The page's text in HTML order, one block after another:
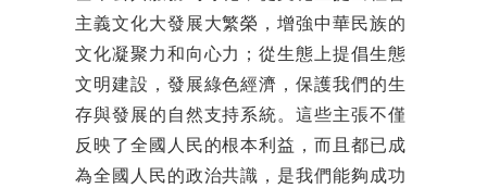
主義文化大發展大繁榮，增強中華民族的
文化凝聚力和向心力；從生態上提倡生態
文明建設，發展綠色經濟，保護我們的生
存與發展的自然支持系統。這些主張不僅
反映了全國人民的根本利益，而且都已成
為全國人民的政治共識，是我們能夠成功